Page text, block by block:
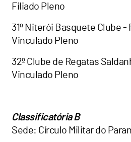
Filiado Pleno
31º Niterói Basquete Clube -
Vinculado Pleno
32º Clube de Regatas
Vinculado Pleno
Classificatória B
Sede: Círculo Militar do